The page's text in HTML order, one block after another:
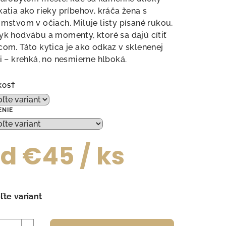
ako rieky príbehov, kráča žena s
v očiach. Miluje listy písané rukou,
hodvábu a momenty, ktoré sa dajú cítiť
Táto kytica je ako odkaz v sklenenej
– krehká, no nesmierne hlboká.
€45 / ks
variant